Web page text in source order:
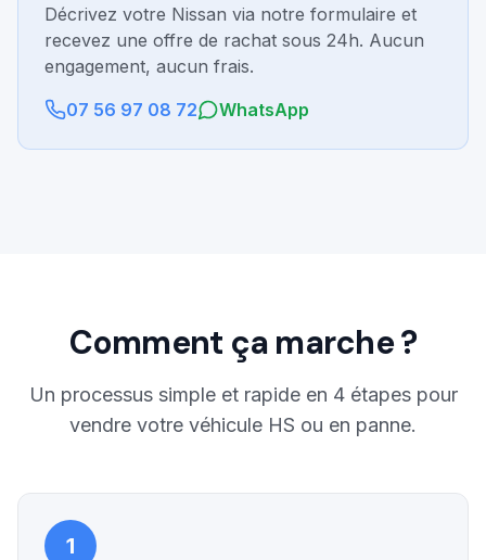
Décrivez votre Nissan via notre formulaire et
recevez une offre de rachat sous 24h. Aucun
engagement, aucun frais.
07 56 97 08 72
WhatsApp
Comment ça marche ?
Un processus simple et rapide en 4 étapes pour
vendre votre véhicule HS ou en panne.
1